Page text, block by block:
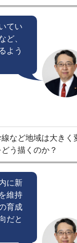
てい
ど、
よう
など地域は大きく
う描くのか？
に新
維持
育成
だと